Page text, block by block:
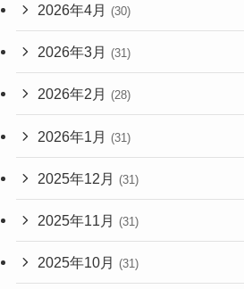
2026年4月 (30)
2026年3月 (31)
2026年2月 (28)
2026年1月 (31)
2025年12月 (31)
2025年11月 (31)
2025年10月 (31)